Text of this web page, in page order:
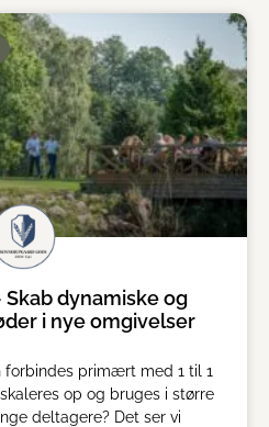
dynamiske og
i nye omgivelser
primært med 1 til 1
op og bruges i større
deltagere? Det ser vi